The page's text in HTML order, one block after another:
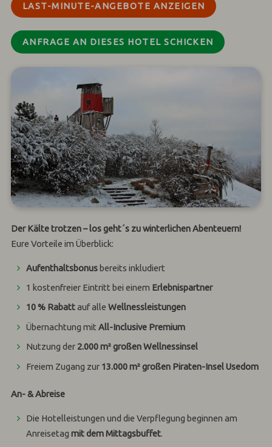
LAST-MINUTE-ANGEBOTE ANZEIGEN
ANFRAGE AN DIESES HOTEL SCHICKEN
Der Kälte trotzen – los geht´s zu winterlichen Abenteuern!
Eure Vorteile im Überblick:
Aufenthaltsbonus bereits inkludiert
1 kostenfreier Eintritt bei einem Erlebnispartner
10 % Rabattauf alleWellnessleistungen
Übernachtung mitAll-Inclusive Premium
Nutzung der 2.000 m² großen Wellnessinsel
Freiem Zugang zur 13.000 m² großen Piraten-Insel Usedom
An- & Abreise
Die Hotelleistungen und die Verpflegung beginnen am
Anreisetagmit dem Mittagsbuffet.